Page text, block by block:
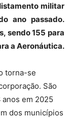
militar
ano passado.
sendo 155 para
a Aeronáutica.
torna-se
São
em 2025
dos municípios